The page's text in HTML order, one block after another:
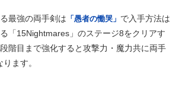
最強の両手剣は 「愚者の慟哭」 で入手方法は
「15Nightmares」のステージ8をクリアす
階目まで強化すると攻撃力・魔力共に両手
ます。